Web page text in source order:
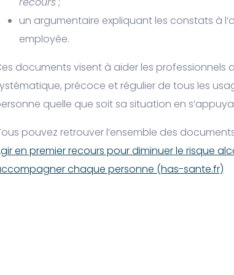
un argumentaire expliquant les constats à
employée.
documents visent à aider les professionnels
précoce et régulier de tous les
quelle que soit sa situation en
pouvez retrouver l’ensemble des
en premier recours pour diminuer le risque
chaque personne (has-sante.fr)